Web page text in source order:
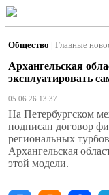
Общество | Главные
Архангельская
эксплуатировать
05.06.26 13:37
На Петербургском
подписан договор
региональных
Архангельская
этой модели.